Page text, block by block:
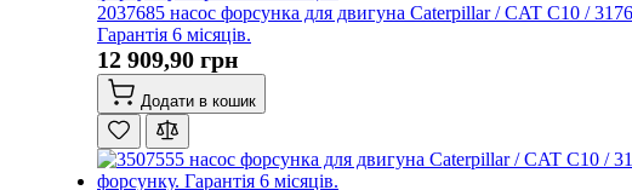
2037685 насос форсунка для двигуна Caterpillar / CAT C10 /
Гарантія 6 місяців.
12 909,90 грн
Додати в кошик